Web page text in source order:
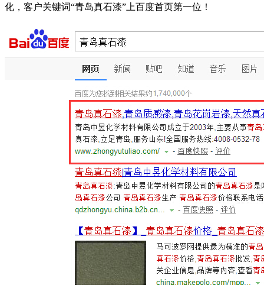
化，客户关键词“青岛真石漆”上百度首页第一位！